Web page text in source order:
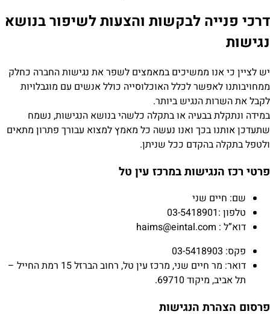
דרכי פנייה לבקשות והצעות לשיפור בנושא
נגישות
יש לציין כי אנו ממשיכים במאמצים לשפר את נגישות החברה כחלק
ממחויבותנו לאפשר לכלל האוכלוסייה כולל אנשים עם מוגבלויות
לקבל את השרות הנגיש ביותר.
במידה ונתקלת בבעיה או בתקלה כלשהי בנושא הנגישות, נשמח
שתעדכן אותנו בכך ואנו נעשה כל מאמץ למצוא עבורך פתרון מתאים
ולטפל בתקלה בהקדם ככל שניתן.
פרטי רכז הנגישות במרכז עין טל
שם: חיים שני
טלפון :03-5418901
דוא”ל : haims@eintal.com
פקס: 03-5418903
דואר: מר חיים שני, מרכז עין טל, רחוב הברזל 15 רמת החייל –
תל אביב, מיקוד 69710.
פרסום הצהרת הנגישות